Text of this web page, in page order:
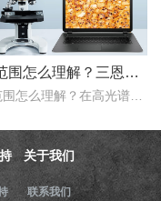
光谱范围怎么理解？三恩时高光谱成像仪光谱范围是多少nm？
关于我们
联系我们